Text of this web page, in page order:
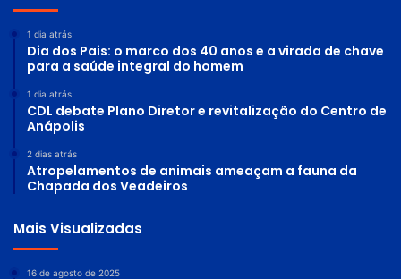
1 dia atrás
Dia dos Pais: o marco dos 40 anos e a virada de chave
para a saúde integral do homem
1 dia atrás
CDL debate Plano Diretor e revitalização do Centro de
Anápolis
2 dias atrás
Atropelamentos de animais ameaçam a fauna da
Chapada dos Veadeiros
Mais Visualizadas
16 de agosto de 2025